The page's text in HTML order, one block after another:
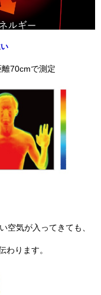
70cmで測定
空気が入ってきても、
わります。